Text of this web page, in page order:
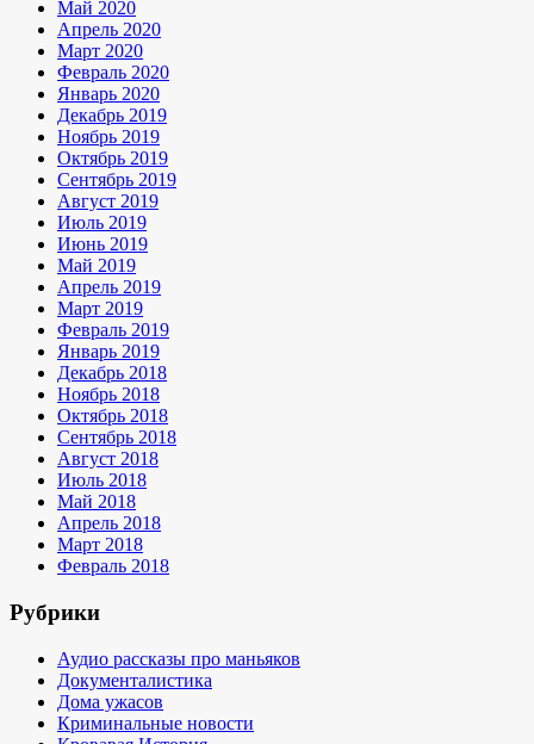
Май 2020
Апрель 2020
Март 2020
Февраль 2020
Январь 2020
Декабрь 2019
Ноябрь 2019
Октябрь 2019
Сентябрь 2019
Август 2019
Июль 2019
Июнь 2019
Май 2019
Апрель 2019
Март 2019
Февраль 2019
Январь 2019
Декабрь 2018
Ноябрь 2018
Октябрь 2018
Сентябрь 2018
Август 2018
Июль 2018
Май 2018
Апрель 2018
Март 2018
Февраль 2018
Рубрики
Аудио рассказы про маньяков
Документалистика
Дома ужасов
Криминальные новости